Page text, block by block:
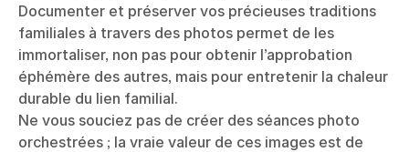
Documenter et préserver vos précieuses traditions
familiales à travers des photos permet de les
immortaliser, non pas pour obtenir l’approbation
éphémère des autres, mais pour entretenir la chaleur
durable du lien familial.
Ne vous souciez pas de créer des séances photo
orchestrées ; la vraie valeur de ces images est de